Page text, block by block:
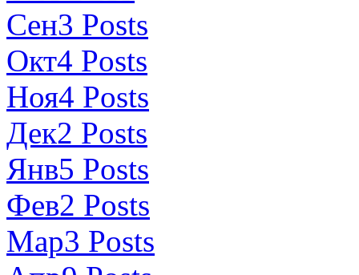
Сен3 Posts
Окт4 Posts
Ноя4 Posts
Дек2 Posts
Янв5 Posts
Фев2 Posts
Мар3 Posts